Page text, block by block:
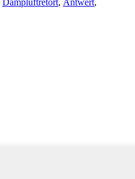
Dampluftretort, Äntwert,